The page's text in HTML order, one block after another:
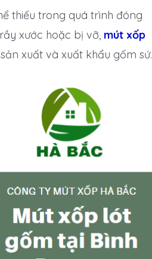
thiếu trong quá trình đóng
xước hoặc bị vỡ, mút xốp
xuất và xuất khẩu gốm sứ.